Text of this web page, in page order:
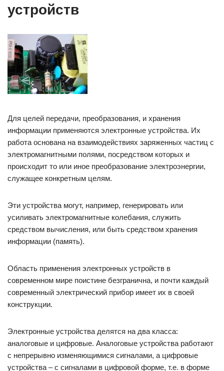
устройств
Для целей передачи, преобразования, и хранения
информации применяются электронные устройства. Их
работа основана на взаимодействиях заряженных частиц с
электромагнитными полями, посредством которых и
происходит то или иное преобразование электроэнергии,
служащее конкретным целям.
Эти устройства могут, например, генерировать или
усиливать электромагнитные колебания, служить
средством вычисления, или быть средством хранения
информации (память).
Область применения электронных устройств в
современном мире поистине безгранична, и почти каждый
современный электрический прибор имеет их в своей
конструкции.
Электронные устройства делятся на два класса:
аналоговые и цифровые. Аналоговые устройства работают
с непрерывно изменяющимися сигналами, а цифровые
устройства – с сигналами в цифровой форме, т.е. в форме